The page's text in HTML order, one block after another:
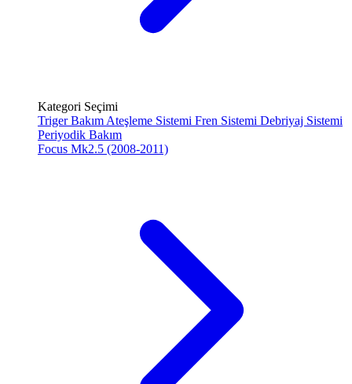
Kategori Seçimi
Triger Bakım Ateşleme Sistemi Fren Sistemi Debriyaj Sistemi
Periyodik Bakım
Focus Mk2.5 (2008-2011)